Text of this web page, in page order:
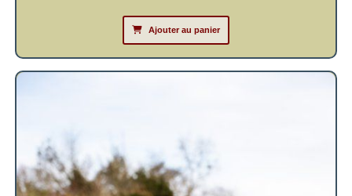
Ajouter au panier